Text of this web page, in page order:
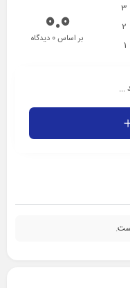
3
2
1
0.0بر اساس 0 دیدگاه
...